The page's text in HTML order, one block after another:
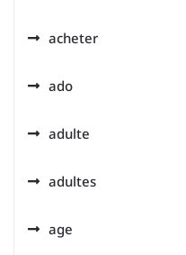
acheter
ado
adulte
adultes
age